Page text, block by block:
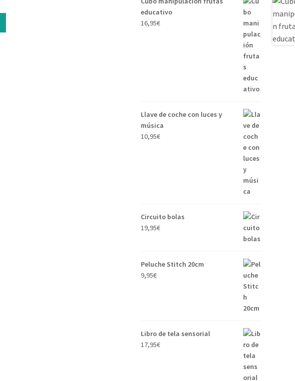
educativo
16,95€
Llave de coche con luces y
música
10,95€
Circuito bolas
19,95€
Peluche Stitch 20cm
9,95€
Libro de tela sensorial
17,95€